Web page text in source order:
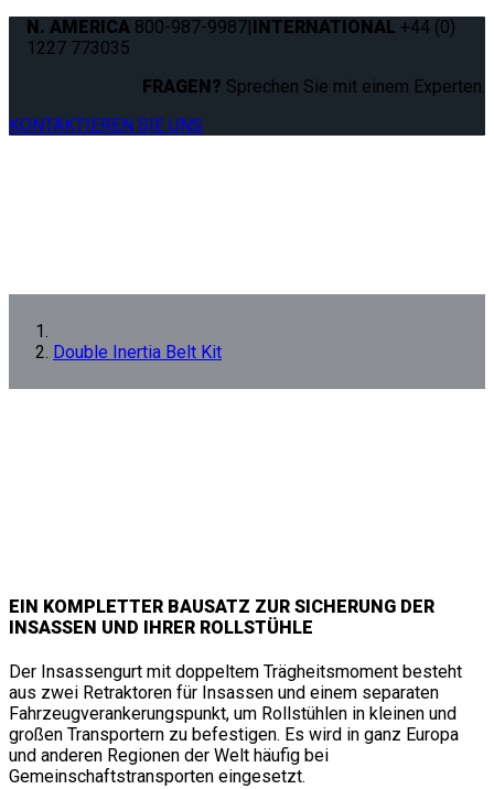
N. AMERICA 800-987-9987|INTERNATIONAL +44 (0)
1227 773035
FRAGEN? Sprechen Sie mit einem Experten.
KONTAKTIEREN SIE UNS
Double Inertia Belt Kit
EIN KOMPLETTER BAUSATZ ZUR SICHERUNG DER
INSASSEN UND IHRER ROLLSTÜHLE
Der Insassengurt mit doppeltem Trägheitsmoment besteht
aus zwei Retraktoren für Insassen und einem separaten
Fahrzeugverankerungspunkt, um Rollstühlen in kleinen und
großen Transportern zu befestigen. Es wird in ganz Europa
und anderen Regionen der Welt häufig bei
Gemeinschaftstransporten eingesetzt.